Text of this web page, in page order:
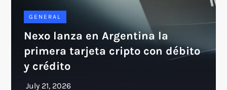
GENERAL
Nexo lanza en Argentina la
primera tarjeta cripto con débito
y crédito